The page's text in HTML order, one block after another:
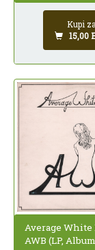
Kupi za
15,00
Average White
AWB (LP,